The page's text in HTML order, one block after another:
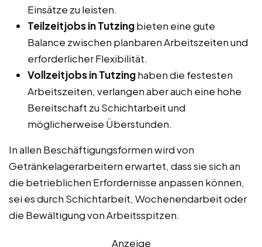
Einsätze zu leisten.
Teilzeitjobs in Tutzingbieten eine gute
Balance zwischen planbaren Arbeitszeiten und
erforderlicher Flexibilität.
Vollzeitjobs in Tutzinghaben die festesten
Arbeitszeiten, verlangen aber auch eine hohe
Bereitschaft zu Schichtarbeit und
möglicherweise Überstunden.
In allen Beschäftigungsformen wird von
Getränkelagerarbeitern erwartet, dass sie sich an
die betrieblichen Erfordernisse anpassen können,
sei es durch Schichtarbeit, Wochenendarbeit oder
die Bewältigung von Arbeitsspitzen.
Anzeige